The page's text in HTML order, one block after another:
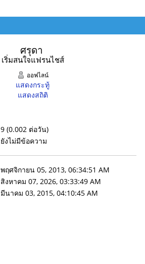
ศรุดา
เริ่มสนใจแฟรนไชส์
ออฟไลน์
แสดงกระทู้
แสดงสถิติ
9 (0.002 ต่อวัน)
ยังไม่มีข้อความ
พฤศจิกายน 05, 2013, 06:34:51 AM
สิงหาคม 07, 2026, 03:33:49 AM
มีนาคม 03, 2015, 04:10:45 AM